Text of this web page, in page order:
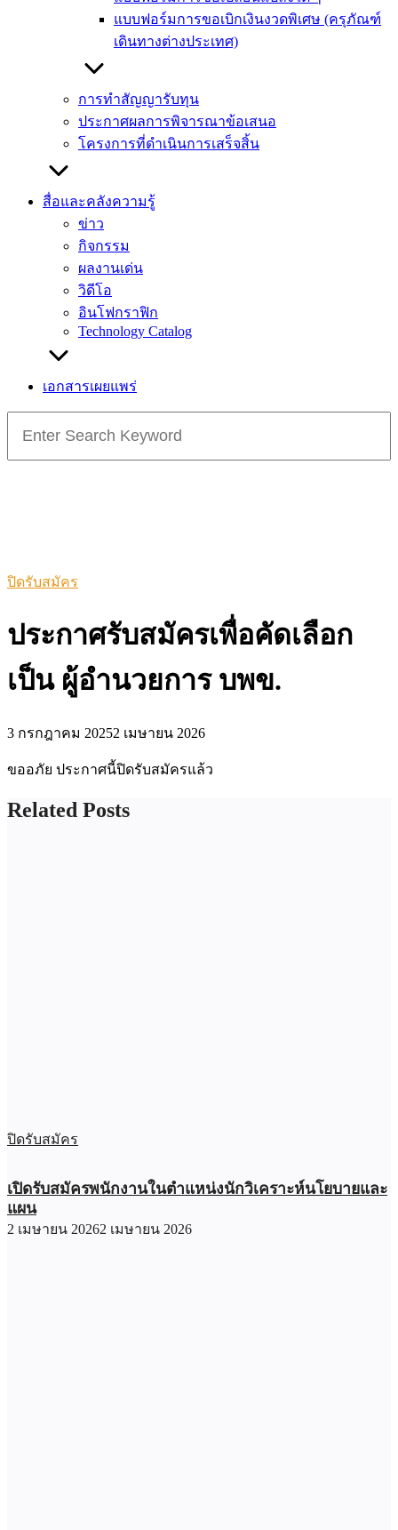
แบบฟอร์มการขอเบิกเงินงวดพิเศษ (ครุภัณฑ์
เดินทางต่างประเทศ)
การทำสัญญารับทุน
ประกาศผลการพิจารณาข้อเสนอ
โครงการที่ดำเนินการเสร็จสิ้น
สื่อและคลังความรู้
ข่าว
กิจกรรม
ผลงานเด่น
วิดีโอ
อินโฟกราฟิก
Technology Catalog
เอกสารเผยแพร่
for:
ปิดรับสมัคร
ประกาศรับสมัครเพื่อคัดเลือก
เป็น ผู้อำนวยการ บพข.
3 กรกฎาคม 20252 เมษายน 2026
ขออภัย ประกาศนี้ปิดรับสมัครแล้ว
Related Posts
ปิดรับสมัคร
เปิดรับสมัครพนักงานในตำแหน่งนักวิเคราะห์นโยบายและ
แผน
2 เมษายน 20262 เมษายน 2026